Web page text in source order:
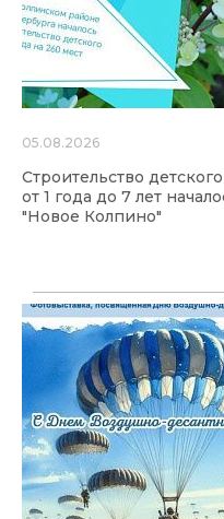
05.08.2026
Строительство
от 1 года до 7 лет
"Новое Колпино"